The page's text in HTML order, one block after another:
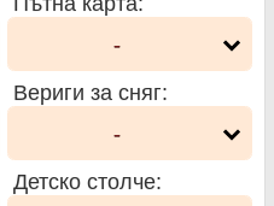
-
Вериги за сняг:
-
Детско столче: